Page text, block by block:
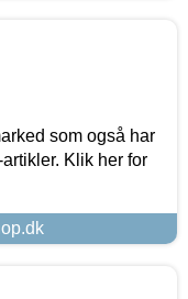
som også har
Klik her for